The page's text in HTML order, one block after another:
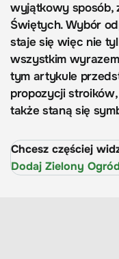
wyjątkowy sposób,
Świętych. Wybór
staje się więc nie
wszystkim
tym artykule
propozycji
także staną się
Chcesz częściej
Dodaj Zielony